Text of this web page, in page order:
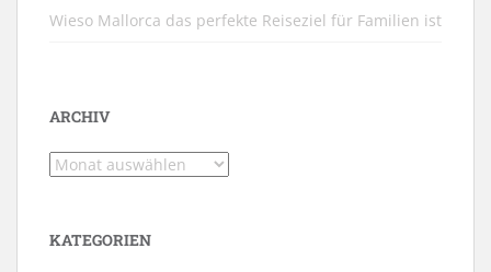
Wieso Mallorca das perfekte Reiseziel für Familien ist
ARCHIV
Archiv
KATEGORIEN